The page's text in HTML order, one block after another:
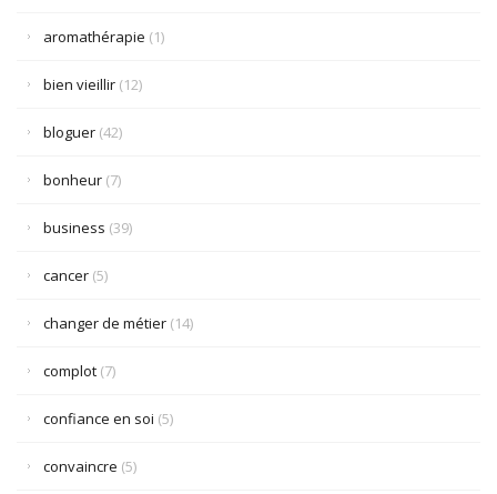
aromathérapie (1)
bien vieillir (12)
bloguer (42)
bonheur (7)
business (39)
cancer (5)
changer de métier (14)
complot (7)
confiance en soi (5)
convaincre (5)